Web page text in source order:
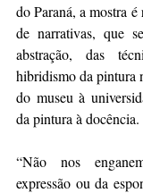
do Paraná, a mostra
de narrativas, que
abstração, das
hibridismo da pintura
do museu à
da pintura à docência.
“Não nos
expressão ou da